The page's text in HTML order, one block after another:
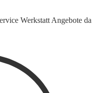
Werkstatt Angebote da